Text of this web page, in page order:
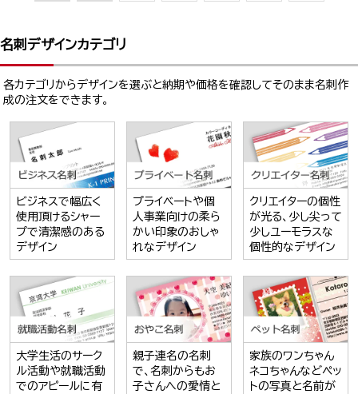
名刺デザインカテゴリ
各カテゴリからデザインを選ぶと納期や価格を確認してそのまま名刺作
成の注文をできます。
ビジネスで幅広く
使用頂けるシャー
プで清潔感のある
デザイン
プライベートや個
人事業向けの柔ら
かい印象のおしゃ
れなデザイン
クリエイターの個性
が光る、少し尖って
少しユーモラスな
個性的なデザイン
大学生活のサーク
ル活動や就職活動
でのアピールに有
親子連名の名刺
で、名刺からもお
子さんへの愛情と
家族のワンちゃん
ネコちゃんなどペッ
トの写真と名前が